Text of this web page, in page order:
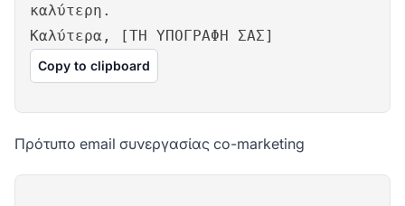
καλύτερη.
Καλύτερα, [ΤΗ ΥΠΟΓΡΑΦΗ ΣΑΣ]
Copy to clipboard
Πρότυπο email συνεργασίας co-marketing